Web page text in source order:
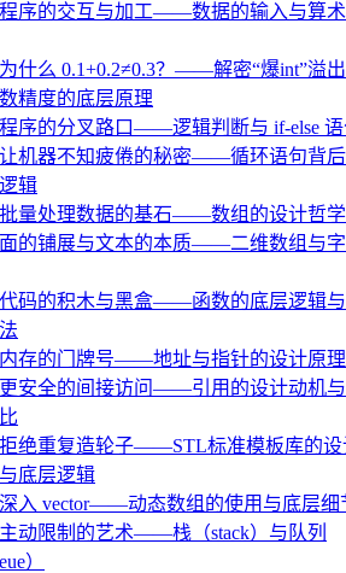
序的交互与加工——数据的输入与算
什么 0.1+0.2≠0.3？——解密“爆int”溢
精度的底层原理
序的分叉路口——逻辑判断与 if-else
机器不知疲倦的秘密——循环语句背
辑
量处理数据的基石——数组的设计哲学
的铺展与文本的本质——二维数组与
码的积木与黑盒——函数的底层逻辑
存的门牌号——地址与指针的设计原理
安全的间接访问——引用的设计动机
绝重复造轮子——STL标准模板库的设
底层逻辑
入 vector——动态数组的使用与底层细
动限制的艺术——栈（stack）与队列
）